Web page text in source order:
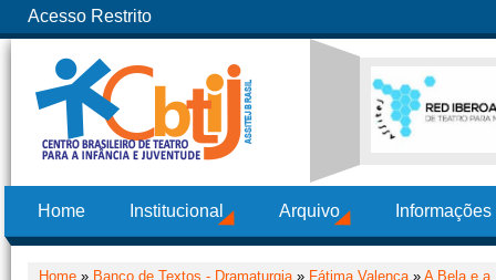
Acesso Restrito
Home Institucional Arquivo
Home » Banco de Textos - Dramaturgia» Fátima Valença» A Bela e a